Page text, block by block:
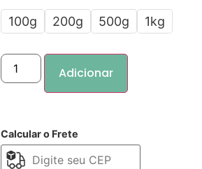
100g 200g 500g 1kg
Adicionar
Calcular o Frete